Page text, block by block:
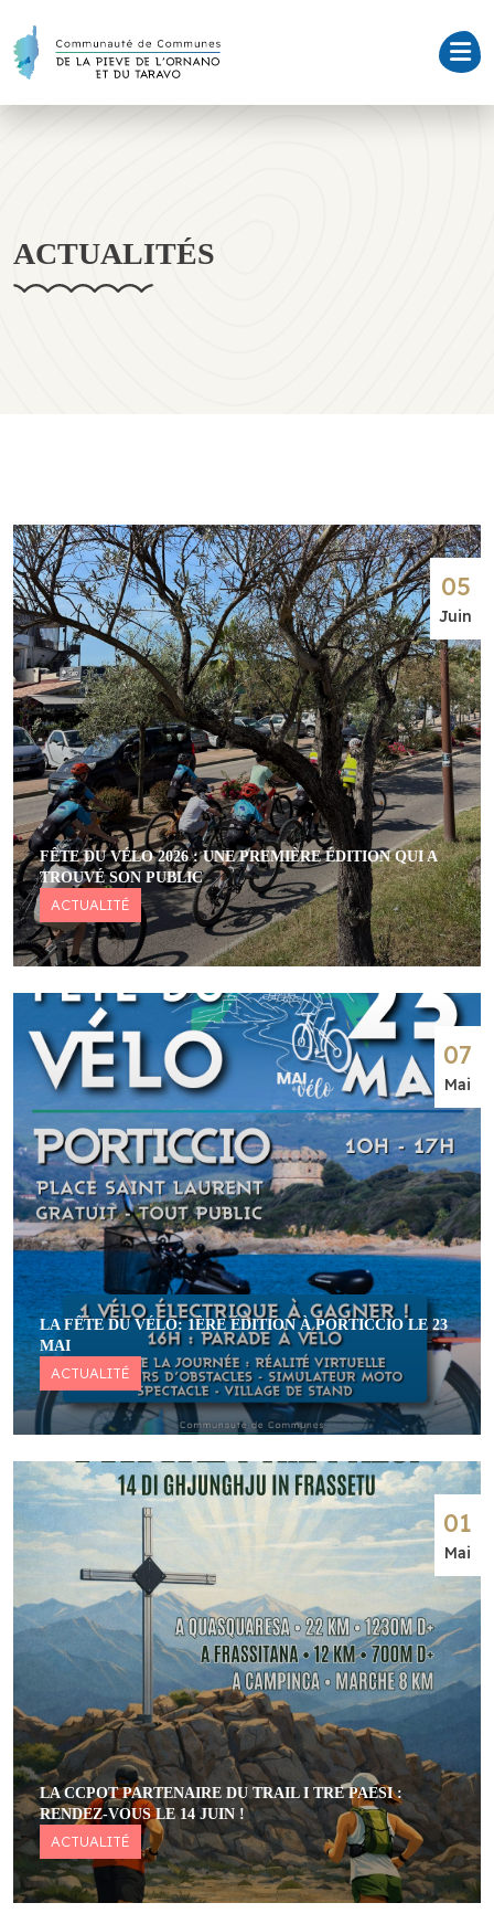
ACTUALITÉS
05
Juin
FÊTE DU VÉLO 2026 : UNE PREMIÈRE ÉDITION QUI A
TROUVÉ SON PUBLIC
ACTUALITÉ
07
Mai
LA FÊTE DU VÉLO: 1ÈRE ÉDITION À PORTICCIO LE 23
MAI
ACTUALITÉ
01
Mai
LA CCPOT PARTENAIRE DU TRAIL I TRE PAESI :
RENDEZ-VOUS LE 14 JUIN !
ACTUALITÉ